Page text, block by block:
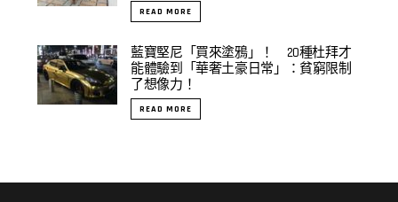
READ MORE
藍寶堅尼「買來塗鴉」！ 20種杜拜才
能體驗到「華奢土豪日常」：貧窮限制
了想像力！
READ MORE